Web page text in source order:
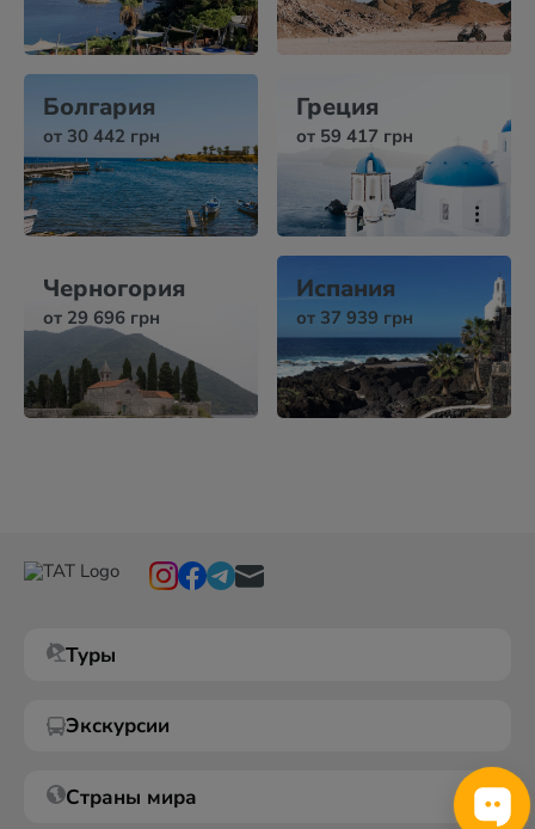
Болгария
от 30 442 грн
Греция
от 59 417 грн
Черногория
от 29 696 грн
Испания
от 37 939 грн
Туры
Экскурсии
Страны мира